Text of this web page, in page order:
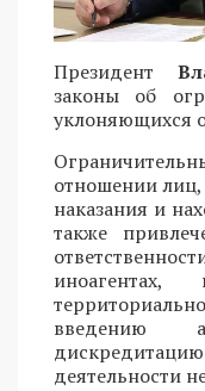
Президент
законы об
уклоняющихся
отношении
наказания и
также
введению
деятельности